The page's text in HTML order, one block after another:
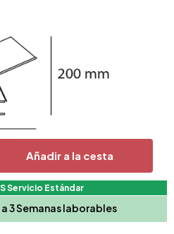
Añadir a la cesta
Servicio Estándar
3 Semanas laborables